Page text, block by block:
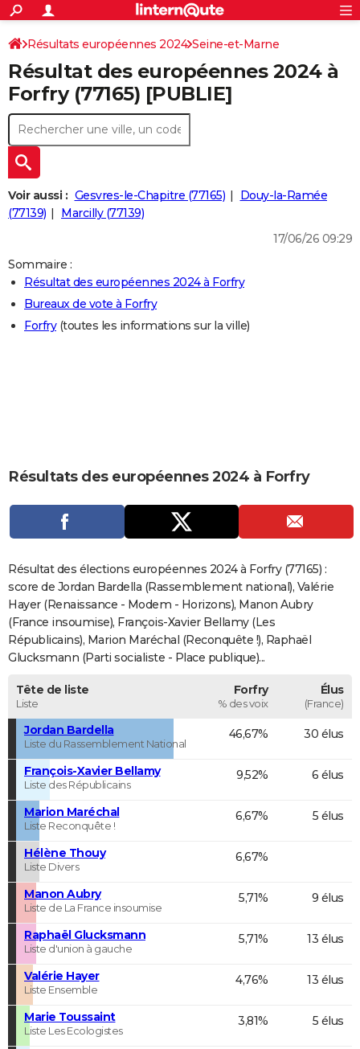
ACTUALITÉS
Politique
Société
Faits Divers
Education
Monde
Villes
+
SPORT
Coupe du monde 2026
Football
Tennis
Cyclisme
Rugby
Forum
CULTURE
Programme TV
TNT
Streaming
Cinéma
Sorties cinéma
Musique
+
FINANCE
Retraite
Impôts
Epargne
Immobilier
Risques naturels par ville
Banque
Assurance
Crédit
AUTO
Essais
Réserver un essai
Citadines
Berlines
SUV
Forum auto
+
HIGH-TECH
Mobiles
Meilleur smartphone
Internet
Ordinateurs
Jeux vidéo
Guide high-tech
+
BRICOLAGE
Guides de France
Escapades
Patrimoine
Expositions
Musées
Week-end nature
LIFESTYLE
Art de vivre
Bien-être
Loisirs
Mode
Modes de vie
CARTE DE VOEUX
Carte de Noël
Carte Bonne année
Carte Saint-Valentin
Carte Pâques
Carte d'anniversaire
DICTIONNAIRE
Dictionnaire
Biographies
Citations
Expressions
Proverbes
PROGRAMME TV
COPAINS D'AVANT
S'inscrire
Se connecter
Lycées
Collèges
Primaires
Universités
Entreprises
Service militaire
Avis de recherche
AVIS DE DÉCÈS
FORUM
Rechercher
S'inscrire
Connexion
Résultats européennes 2024 Seine-et-Marne
Résultat des européennes 2024 à
Forfry (77165) [PUBLIE]
Voir aussi : Gesvres-le-Chapitre (77165)
Douy-la-Ramée
(77139)
Marcilly (77139)
17/06/26 09:29
Sommaire :
Résultat des européennes 2024 à Forfry
Bureaux de vote à Forfry
Forfry(toutes les informations sur la ville)
Résultats des européennes 2024 à Forfry
Résultat des élections européennes 2024 à Forfry (77165) :
score de Jordan Bardella (Rassemblement national), Valérie
Hayer (Renaissance - Modem - Horizons), Manon Aubry
(France insoumise), François-Xavier Bellamy (Les
Républicains), Marion Maréchal (Reconquête !), Raphaël
Glucksmann (Parti socialiste - Place publique)...
Tête de liste
Liste
Forfry
% des voix
Élus
(France)
Jordan Bardella
Liste du Rassemblement National
46,67% 30 élus
François-Xavier Bellamy
Liste des Républicains
9,52% 6 élus
Marion Maréchal
Liste Reconquête !
6,67% 5 élus
Hélène Thouy
Liste Divers
6,67%
Manon Aubry
Liste de La France insoumise
5,71% 9 élus
Raphaël Glucksmann
Liste d'union à gauche
5,71% 13 élus
Valérie Hayer
Liste Ensemble
4,76% 13 élus
Marie Toussaint
Liste Les Ecologistes
3,81% 5 élus